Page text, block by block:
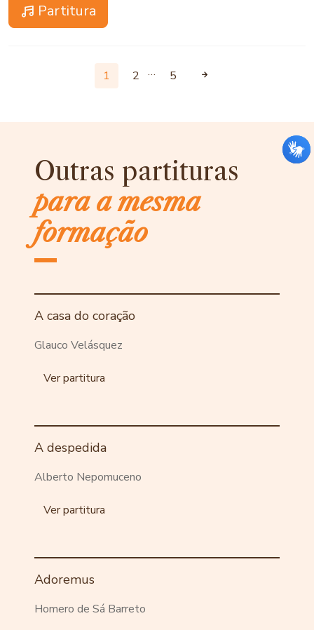
Partitura
1 2 … 5
Outras partituras
para a mesma
formação
A casa do coração
Glauco Velásquez
Ver partitura
A despedida
Alberto Nepomuceno
Ver partitura
Adoremus
Homero de Sá Barreto